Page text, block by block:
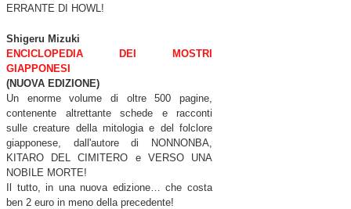
ERRANTE DI HOWL!
Shigeru Mizuki
ENCICLOPEDIA DEI MOSTRI
GIAPPONESI
(NUOVA EDIZIONE)
Un enorme volume di oltre 500 pagine,
contenente altrettante schede e racconti
sulle creature della mitologia e del folclore
giapponese, dall'autore di NONNONBA,
KITARO DEL CIMITERO e VERSO UNA
NOBILE MORTE!
Il tutto, in una nuova edizione… che costa
ben 2 euro in meno della precedente!